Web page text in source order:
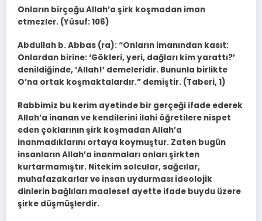
Onların birçoğu Allah’a şirk koşmadan iman
etmezler. (Yûsuf: 106)
Abdullah b. Abbas (ra): “Onların imanından kasıt:
Onlardan birine: ‘Gökleri, yeri, dağları kim yarattı?’
denildiğinde, ‘Allah!’ demeleridir. Bununla birlikte
O’na ortak koşmaktalardır.” demiştir. (Taberi, 1)
Rabbimiz bu kerim ayetinde bir gerçeği ifade ederek
Allah’a inanan ve kendilerini ilahi öğretilere nispet
eden çoklarının şirk koşmadan Allah’a
inanmadıklarını ortaya koymuştur. Zaten bugün
insanların Allah’a inanmaları onları şirkten
kurtarmamıştır. Nitekim solcular, sağcılar,
muhafazakarlar ve insan uydurması ideolojik
dinlerin bağlıları maalesef ayette ifade buydu üzere
şirke düşmüşlerdir.